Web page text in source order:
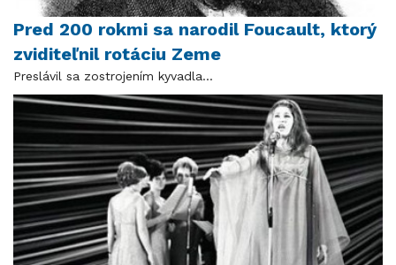
Pred 200 rokmi sa narodil Foucault, ktorý
zviditeľnil rotáciu Zeme
Preslávil sa zostrojením kyvadla...